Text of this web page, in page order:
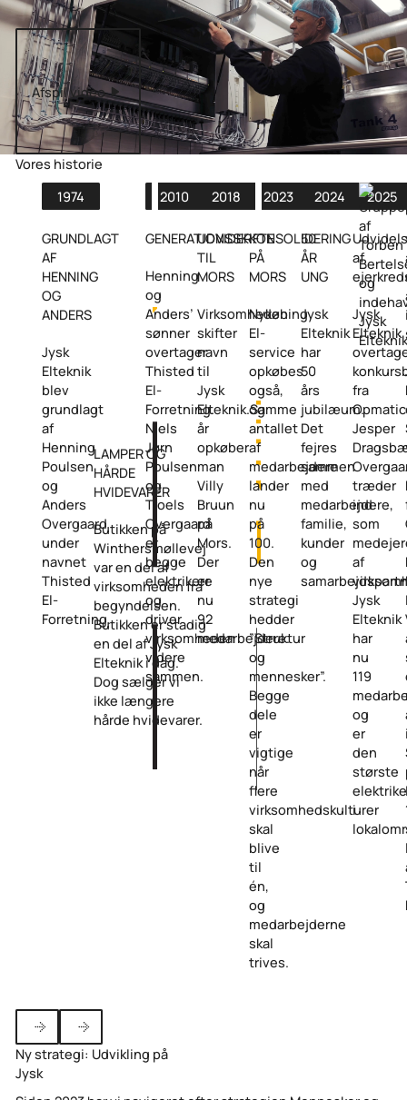
Afspil video
Afspil video
Vores historie
1974
GRUNDLAGT
AF
HENNING
OG
ANDERS
Jysk
Elteknik
blev
grundlagt
af
Henning
Poulsen
og
Anders
Overgaard
under
navnet
Thisted
El-
Forretning.
LAMPER OG
HÅRDE
HVIDEVARER
Butikken på
Winthersmøllevej
var en del af
virksomheden fra
begyndelsen.
Butikken er stadig
en del af Jysk
Elteknik i dag.
Dog sælger vi
ikke længere
hårde hvidevarer.
2010
GENERATIONSSKIFTE
Henning
og
Anders’
sønner
overtager
Thisted
El-
Forretning.
Niels
Jørn
Poulsen
og
Troels
Overgaard
er
begge
elektrikere
og
driver
virksomheden
videre
sammen.
2018
UDVIDER
TIL
MORS
Virksomheden
skifter
navn
til
Jysk
Elteknik.Samme
år
opkøber
man
Villy
Bruun
på
Mors.
Der
er
nu
92
medarbejdere.
2023
KONSOLIDERING
PÅ
MORS
Nykøbing
El-
service
opkøbes
også,
og
antallet
af
medarbejdere
lander
nu
på
100.
Den
nye
strategi
hedder
”Struktur
og
mennesker”.
Begge
dele
er
vigtige
når
flere
virksomhedskulturer
skal
blive
til
én,
og
medarbejderne
skal
trives.
2024
50
ÅR
UNG
Jysk
Elteknik
har
50
års
jubilæum.
Det
fejres
sammen
med
medarbejdere,
familie,
kunder
og
2025
af
Jysk
Elteknik
fra
Jesper
træder
ind
som
medejer
af
Jysk
Elteknik
har
nu
119
og
er
den
største
i
Previous
Ny strategi: Udvikling på
Jysk